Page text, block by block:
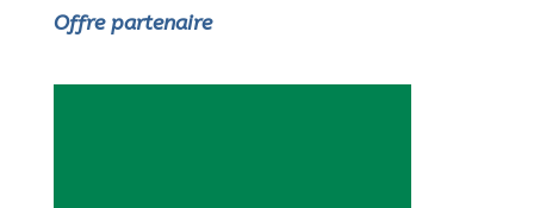
Offre partenaire